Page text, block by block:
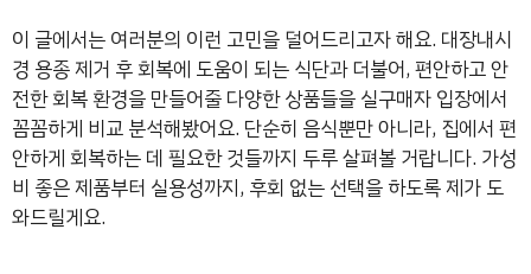
이 글에서는 여러분의 이런 고민을 덜어드리고자 해요. 대장내시
경 용종 제거 후 회복에 도움이 되는 식단과 더불어, 편안하고 안
전한 회복 환경을 만들어줄 다양한 상품들을 실구매자 입장에서
꼼꼼하게 비교 분석해봤어요. 단순히 음식뿐만 아니라, 집에서 편
안하게 회복하는 데 필요한 것들까지 두루 살펴볼 거랍니다. 가성
비 좋은 제품부터 실용성까지, 후회 없는 선택을 하도록 제가 도
와드릴게요.